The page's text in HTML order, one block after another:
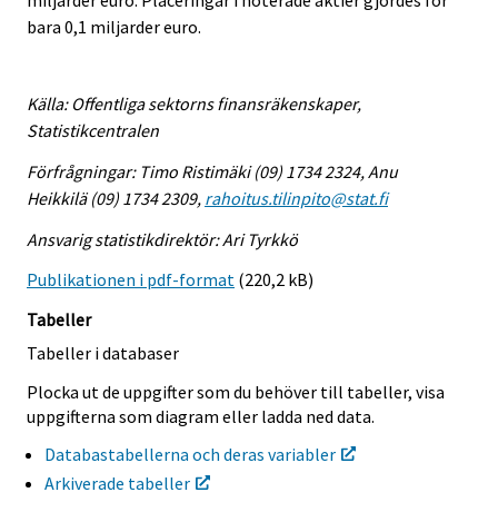
bara 0,1 miljarder euro.
Källa: Offentliga sektorns finansräkenskaper,
Statistikcentralen
Förfrågningar: Timo Ristimäki (09) 1734 2324, Anu
Heikkilä (09) 1734 2309, rahoitus.tilinpito@stat.fi
Ansvarig statistikdirektör: Ari Tyrkkö
Publikationen i pdf-format (220,2 kB)
Tabeller
Tabeller i databaser
Plocka ut de uppgifter som du behöver till tabeller, visa
uppgifterna som diagram eller ladda ned data.
Databastabellerna och deras variabler
Arkiverade tabeller